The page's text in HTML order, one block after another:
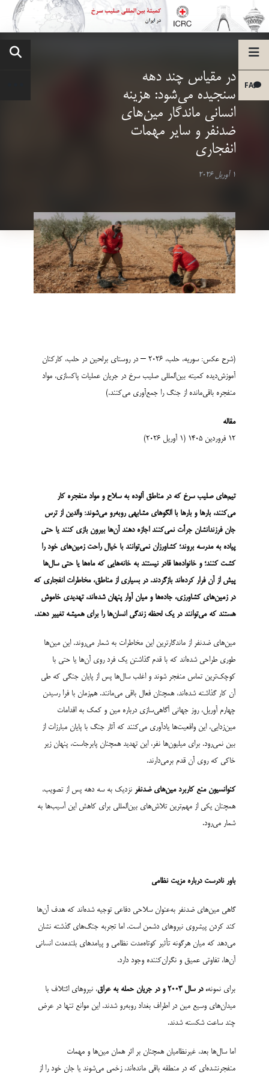
FA
در مقیاس چند دهه
سنجیده می‌شود: هزینه
انسانی ماندگار مین‌های
ضدنفر و سایر مهمات
انفجاری
1 آوریل 2026
(شرح عکس: سوریه، حلب، ۲۰۲۶ – در روستای برلحین در حلب، کارکنان
آموزش‌دیده کمیته بین‌المللی صلیب سرخ در جریان عملیات پاکسازی، مواد
منفجره باقی‌مانده از جنگ را جمع‌آوری می‌کنند.)
مقاله
12 فروردین 1405 (۱ آوریل ۲۰۲۶)
تیم‌های صلیب سرخ که در مناطق آلوده به سلاح و مواد منفجره کار
می‌کنند، بارها و بارها با الگوهای مشابهی روبه‌رو می‌شوند: والدین از ترس
جان فرزندانشان جرأت نمی‌کنند اجازه دهند آن‌ها بیرون بازی کنند یا حتی
پیاده به مدرسه بروند؛ کشاورزان نمی‌توانند با خیال راحت زمین‌های خود را
کشت کنند؛ و خانواده‌ها قادر نیستند به خانه‌هایی که ماه‌ها یا حتی سال‌ها
پیش از آن فرار کرده‌اند بازگردند. در بسیاری از مناطق، مخاطرات انفجاری که
در زمین‌های کشاورزی، جاده‌ها و میان آوار پنهان شده‌اند، تهدیدی خاموش
هستند که می‌توانند در یک لحظه زندگی انسان‌ها را برای همیشه تغییر دهند.
مین‌های ضدنفر از ماندگارترین این مخاطرات به شمار می‌روند. این مین‌ها
طوری طراحی شده‌اند که با قدم گذاشتن یک فرد روی آن‌ها یا حتی با
کوچک‌ترین تماس منفجر شوند و اغلب سال‌ها پس از پایان جنگی که طی
آن کار گذاشته شده‌اند، همچنان فعال باقی می‌مانند. هم‌زمان با فرا رسیدن
چهارم آوریل، روز جهانی آگاهی‌‌سازی درباره مین و کمک به اقدامات
مین‌زدایی، این واقعیت‌ها یادآوری می‌کنند که آثار جنگ با پایان مبارزات از
بین نمی‌رود. برای میلیون‌ها نفر، این تهدید همچنان پابرجاست، پنهان زیر
خاکی که روی آن قدم برمی‌دارند.
کنوانسیون منع کاربرد مین‌های ضدنفر نزدیک به سه دهه پس از تصویب،
همچنان یکی از مهم‌ترین تلاش‌های بین‌المللی برای کاهش این آسیب‌ها به
شمار می‌رود.
باور نادرست درباره مزیت نظامی
گاهی مین‌های ضدنفر به‌عنوان سلاحی دفاعی توجیه شده‌اند که هدف آن‌ها
کند کردن پیشروی نیروهای دشمن است. اما تجربه جنگ‌های گذشته نشان
می‌دهد که میان هرگونه تأثیر کوتاه‌مدت نظامی و پیامدهای بلندمدت انسانی
آن‌ها، تفاوتی عمیق و نگران‌کننده وجود دارد.
برای نمونه، در سال۲۰۰۳ و در جریان حمله به عراق، نیروهای ائتلاف با
میدان‌های وسیع مین در اطراف بغداد روبه‌رو شدند. این موانع تنها در عرض
چند ساعت شکسته شدند.
اما سال‌ها بعد، غیرنظامیان همچنان بر اثر همان مین‌ها و مهمات
منفجرنشده‌ای که در منطقه باقی مانده‌اند، زخمی می‌شوند یا جان خود را از